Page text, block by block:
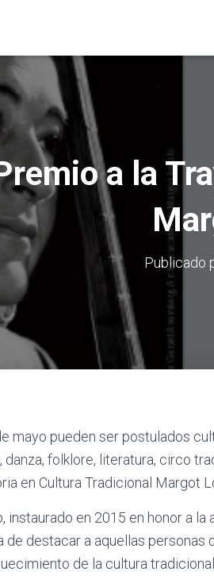
a la
Publicado
mayo pueden ser postulados
danza, folklore, literatura, circo
en Cultura Tradicional Margot
instaurado en 2015 en honor a
destacar a aquellas personas
de la cultura